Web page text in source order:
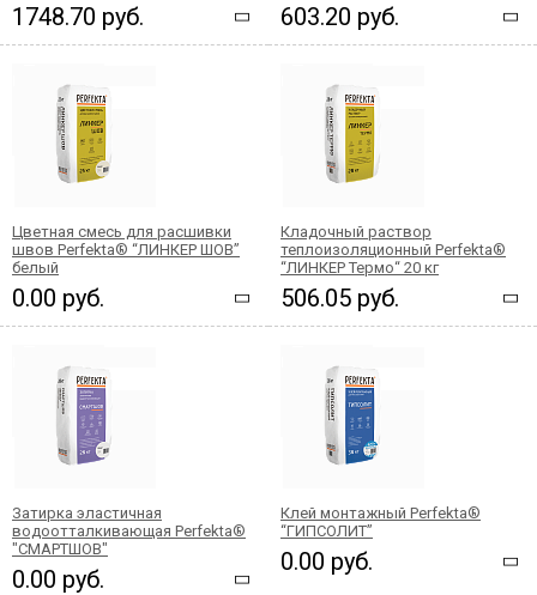
1748.70 руб. 603.20 руб.
Цветная смесь для расшивки
швов Perfekta® “ЛИНКЕР ШОВ”
белый
0.00 руб.
Кладочный раствор
теплоизоляционный Perfekta®
“ЛИНКЕР Термо“ 20 кг
506.05 руб.
Затирка эластичная
водоотталкивающая Perfekta®
"СМАРТШОВ"
0.00 руб.
Клей монтажный Perfekta®
“ГИПСОЛИТ”
0.00 руб.